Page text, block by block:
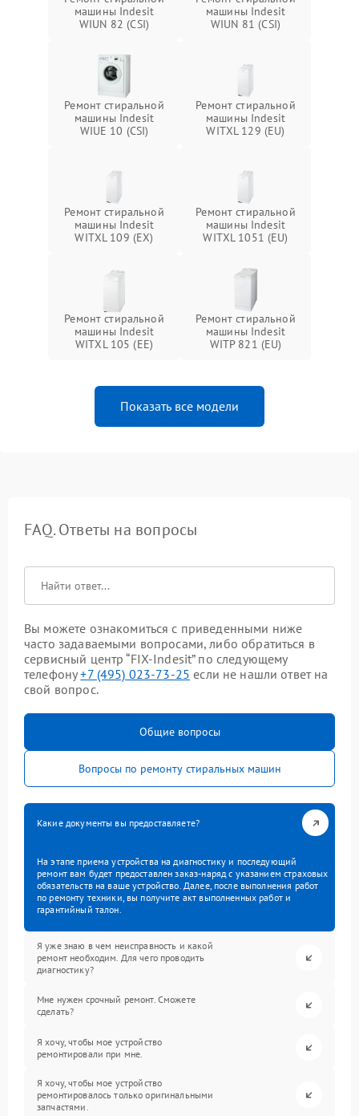
машины Indesit
WIUN 82 (CSI)
машины Indesit
WIUN 81 (CSI)
Ремонт стиральной
машины Indesit
WIUE 10 (CSI)
Ремонт стиральной
машины Indesit
WITXL 129 (EU)
Ремонт стиральной
машины Indesit
WITXL 109 (EX)
Ремонт стиральной
машины Indesit
WITXL 1051 (EU)
Ремонт стиральной
машины Indesit
WITXL 105 (EE)
Ремонт стиральной
машины Indesit
WITP 821 (EU)
Показать все модели
FAQ. Ответы на вопросы
Вы можете ознакомиться с приведенными ниже
часто задаваемыми вопросами, либо обратиться в
сервисный центр “FIX-Indesit” по следующему
телефону+7 (495) 023-73-25 если не нашли ответ на
свой вопрос.
Общие вопросы
Вопросы по ремонту стиральных машин
Какие документы вы предоставляете?
На этапе приема устройства на диагностику и последующий
ремонт вам будет предоставлен заказ-наряд с указанием страховых
обязательств на ваше устройство. Далее, после выполнения работ
по ремонту техники, вы получите акт выполненных работ и
гарантийный талон.
Я уже знаю в чем неисправность и какой
ремонт необходим. Для чего проводить
диагностику?
Мне нужен срочный ремонт. Сможете
сделать?
Я хочу, чтобы мое устройство
ремонтировали при мне.
Я хочу, чтобы мое устройство
ремонтировалось только оригинальными
запчастями.